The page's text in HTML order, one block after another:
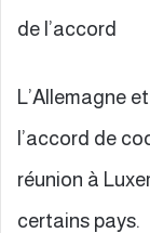
de l’accord
L’Allemagne
l’accord de
réunion à
certains pays.